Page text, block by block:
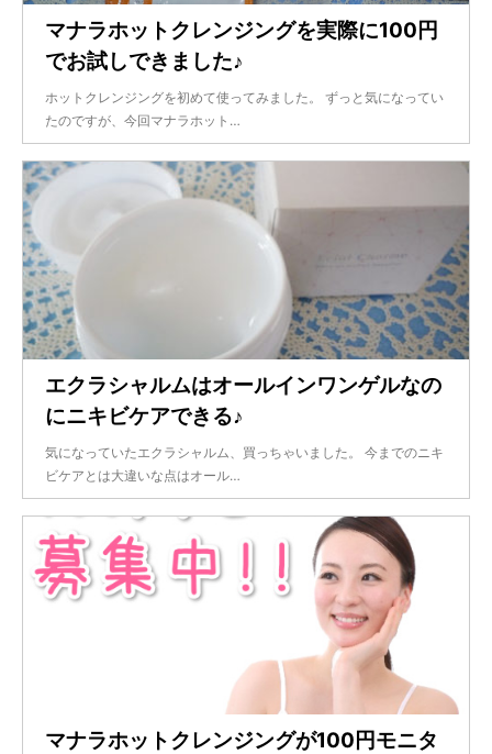
マナラホットクレンジングを実際に100円
でお試しできました♪
ホットクレンジングを初めて使ってみました。 ずっと気になってい
たのですが、今回マナラホット…
エクラシャルムはオールインワンゲルなの
にニキビケアできる♪
気になっていたエクラシャルム、買っちゃいました。 今までのニキ
ビケアとは大違いな点はオール…
マナラホットクレンジングが100円モニタ